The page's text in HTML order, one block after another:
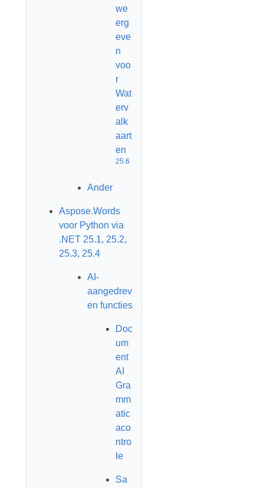
we
erg
eve
n
voo
r
Wat
erv
alk
aart
en
25.6
Ander
Aspose.Words
voor Python via
.NET 25.1, 25.2,
25.3, 25.4
AI-
aangedrev
en functies
Doc
um
ent
AI
Gra
mm
atic
aco
ntro
le
Sa